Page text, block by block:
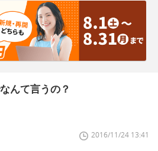
んて言うの？
2016/11/24 13:41